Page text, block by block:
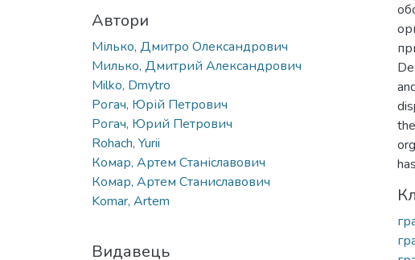
Автори
Мілько, Дмитро Олександрович
Милько, Дмитрий Александрович
Milko, Dmytro
Рогач, Юрій Петрович
Рогач, Юрий Петрович
Rohach, Yurii
Комар, Артем Станіславович
Комар, Артем Станиславович
Komar, Artem
Видавець